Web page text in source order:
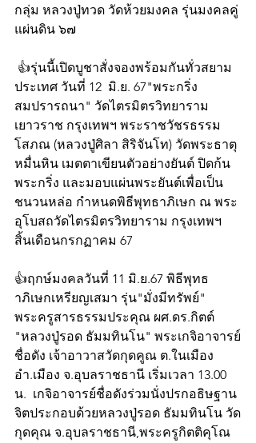
กลุ่ม หลวงปู่ทวด วัดห้วยมงคล รุ่นมงคลคู่
แผ่นดิน ๖๗
ประเทศ วันที่ 12  มิ.ย. 67"พระกริ่ง
สมปรารถนา" วัดไตรมิตรวิทยาราม
เยาวราช กรุงเทพฯ พระราชวัชรธรรม
โสภณ (หลวงปู่ศิลา สิริจันโท) วัดพระธาตุ
หมื่นหิน เมตตาเขียนตัวอย่างยันต์ ปิดก้น
พระกริ่ง และมอบแผ่นพระยันต์เพื่อเป็น
ชนวนหล่อ กำหนดพิธีพุทธาภิเษก ณ พระ
อุโบสถวัดไตรมิตรวิทยาราม กรุงเทพฯ
สิ้นเดือนกรกฏาคม 67
👍ฤกษ์มงคลวันที่ 11 มิ.ย.67 พิธีพุทธ
าภิเษกเหรียญเสมา รุ่น"มั่งมีทรัพย์"
พระครูสารธรรมประคุณ ผศ.ดร.กิตต์
"หลวงปู่รอด ธัมมทินโน" พระเกจิอาจารย์
ชื่อดัง เจ้าอาวาสวัดกุดคูณ ต.ในเมือง
อำ.เมือง จ.อุบลราชธานี เริ่มเวลา 13.00
น.  เกจิอาจารย์ชื่อดังร่วมนั่งปรกอธิษฐาน
จิตประกอบด้วยหลวงปู่รอด ธัมมทินโน วัด
กุดคุณ จ.อุบลราชธานี,พระครูกิตติคุโณ